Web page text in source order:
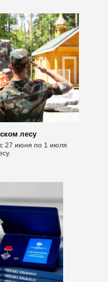
лесу
27 июня по 1 июля